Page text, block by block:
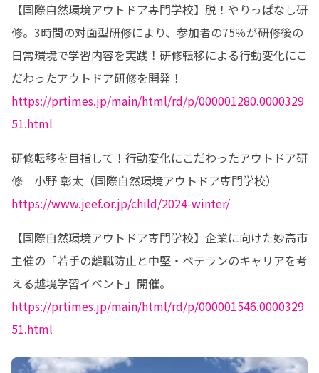
【国際自然環境アウトドア専門学校】脱！やりっぱなし研
修。3時間の対面型研修により、参加者の75％が研修後の
日常環境で学習内容を実践！研修転移による行動変化にこ
https://prtimes.jp/main/html/rd/p/000001280.0000329
51.html
研修転移を目指して！行動変化にこだわったアウトドア研
https://www.jeef.or.jp/child/2024-winter/
【国際自然環境アウトドア専門学校】企業に向けた妙高市
主催の「若手の離職防止と中堅・ベテランのキャリアを考
https://prtimes.jp/main/html/rd/p/000001546.0000329
51.html